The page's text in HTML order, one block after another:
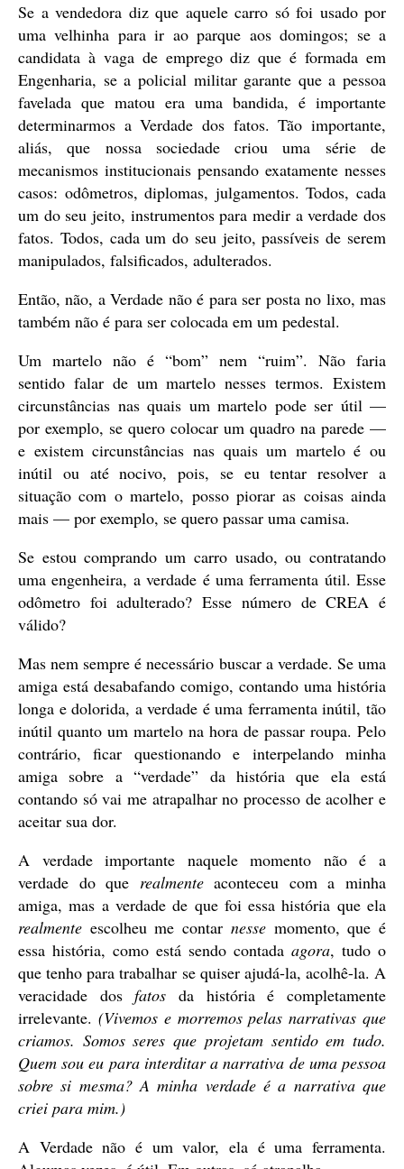
Se a vendedora diz que aquele carro só foi usado por
uma velhinha para ir ao parque aos domingos; se a
candidata à vaga de emprego diz que é formada em
Engenharia, se a policial militar garante que a pessoa
favelada que matou era uma bandida, é importante
determinarmos a Verdade dos fatos. Tão importante,
aliás, que nossa sociedade criou uma série de
mecanismos institucionais pensando exatamente nesses
casos: odômetros, diplomas, julgamentos. Todos, cada
um do seu jeito, instrumentos para medir a verdade dos
fatos. Todos, cada um do seu jeito, passíveis de serem
manipulados, falsificados, adulterados.
Então, não, a Verdade não é para ser posta no lixo, mas
também não é para ser colocada em um pedestal.
Um martelo não é “bom” nem “ruim”. Não faria
sentido falar de um martelo nesses termos. Existem
circunstâncias nas quais um martelo pode ser útil —
por exemplo, se quero colocar um quadro na parede —
e existem circunstâncias nas quais um martelo é ou
inútil ou até nocivo, pois, se eu tentar resolver a
situação com o martelo, posso piorar as coisas ainda
mais — por exemplo, se quero passar uma camisa.
Se estou comprando um carro usado, ou contratando
uma engenheira, a verdade é uma ferramenta útil. Esse
odômetro foi adulterado? Esse número de CREA é
válido?
Mas nem sempre é necessário buscar a verdade. Se uma
amiga está desabafando comigo, contando uma história
longa e dolorida, a verdade é uma ferramenta inútil, tão
inútil quanto um martelo na hora de passar roupa. Pelo
contrário, ficar questionando e interpelando minha
amiga sobre a “verdade” da história que ela está
contando só vai me atrapalhar no processo de acolher e
aceitar sua dor.
A verdade importante naquele momento não é a
verdade do que realmenteaconteceu com a minha
amiga, mas a verdade de que foi essa história que ela
realmente escolheu me contar nessemomento, que é
essa história, como está sendo contada agora, tudo o
que tenho para trabalhar se quiser ajudá-la, acolhê-la. A
veracidade dosfatos da história é completamente
irrelevante. (Vivemos e morremos pelas narrativas que
criamos. Somos seres que projetam sentido em tudo.
Quem sou eu para interditar a narrativa de uma pessoa
sobre si mesma? A minha verdade é a narrativa que
criei para mim.)
A Verdade não é um valor, ela é uma ferramenta.